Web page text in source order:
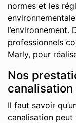
normes et les
professionnels
Marly, pour
Nos
canalisation
Il faut savoir
canalisation peut